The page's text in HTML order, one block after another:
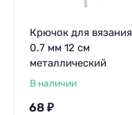
Крючок для вязания
0.7 мм 12 см
металлический
В наличии
68 ₽